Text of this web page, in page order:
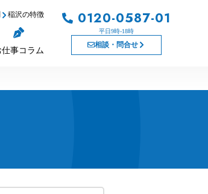
稲沢の特徴
仕事コラム
0120-0587-01
平日9時-18時
相談・問合せ